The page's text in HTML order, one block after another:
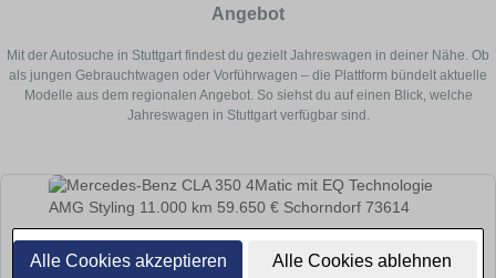
Alle Cookies akzeptieren Alle Cookies ablehnen
Angebot
Mit der Autosuche in Stuttgart findest du gezielt Jahreswagen in deiner Nähe. Ob
als jungen Gebrauchtwagen oder Vorführwagen – die Plattform bündelt aktuelle
Modelle aus dem regionalen Angebot. So siehst du auf einen Blick, welche
Jahreswagen in Stuttgart verfügbar sind.